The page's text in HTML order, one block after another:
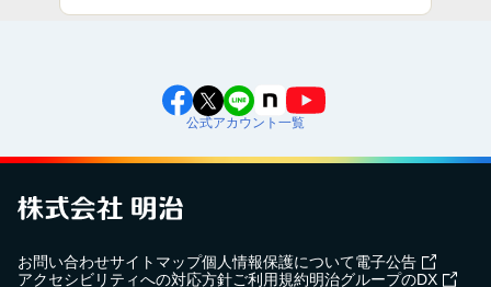
公式アカウント一覧
お問い合わせサイトマップ個人情報保護について電子公告
アクセシビリティへの対応方針ご利用規約明治グループのDX